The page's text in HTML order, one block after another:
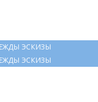
ЭСКИЗЫ
ЭСКИЗЫ